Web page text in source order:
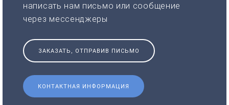
написать нам письмо или сообщение
через мессенджеры
ЗАКАЗАТЬ, ОТПРАВИВ ПИСЬМО
КОНТАКТНАЯ ИНФОРМАЦИЯ